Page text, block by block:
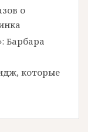
о
Барбара
которые